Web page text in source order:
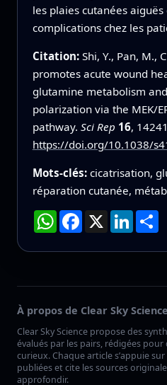
les plaies cutanées
complications chez les
Citation: Shi, Y., Pan, M.,
promotes acute wound
glutamine metabolism
polarization via the MEK/
pathway. Sci Rep 16,
https://doi.org/10.1038/
Mots-clés: cicatrisation,
réparation cutanée,
WhatsApp
Facebook
X
À propos de Clear Sky Science
Clear Sky Science propose des
évalués par les pairs, rédigées
curieux. Chaque article s’appuie
publiées et cite les sources
approfondir.